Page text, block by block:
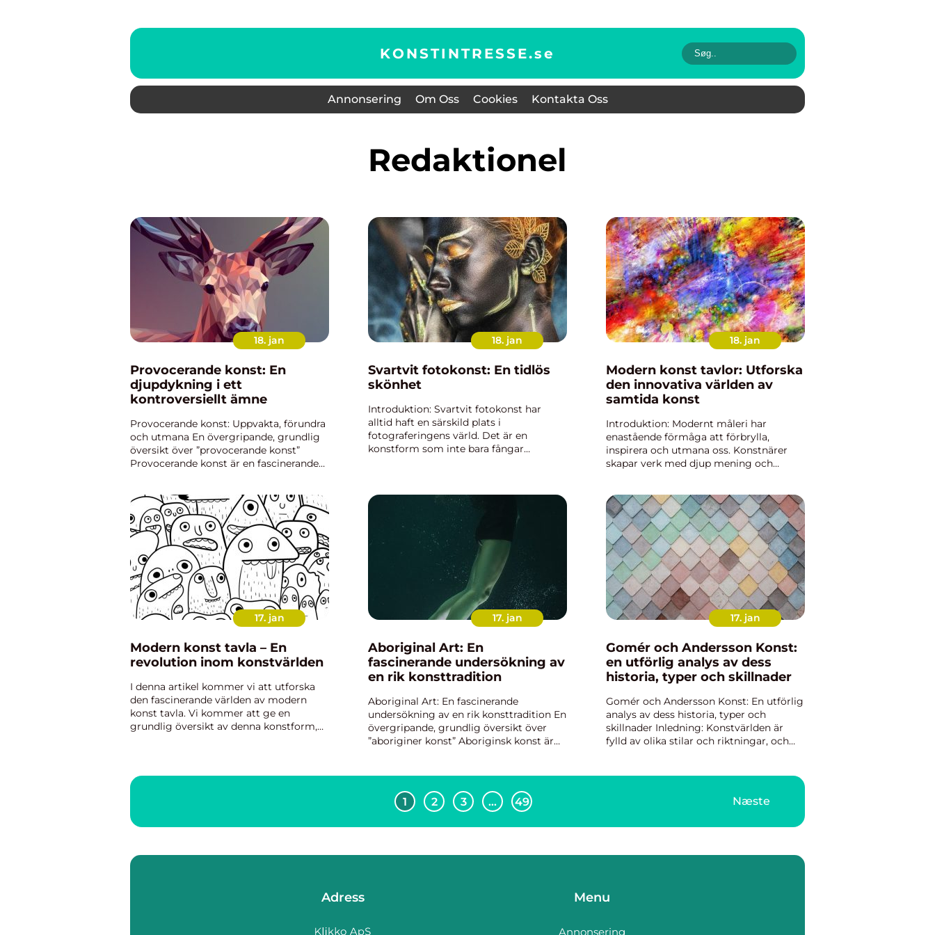
KONSTINTRESSE.se
Annonsering Om Oss Cookies Kontakta Oss
redaktionel
18. jan
Provocerande konst: En
djupdykning i ett
kontroversiellt ämne
Provocerande konst: Uppvakta, förundra
och utmana En övergripande, grundlig
översikt över ”provocerande konst”
Provocerande konst är en fascinerande
normer och...
18. jan
Svartvit fotokonst: En tidlös
skönhet
Introduktion: Svartvit fotokonst har
alltid haft en särskild plats i
fotograferingens värld. Det är en
konstform som inte bara fångar
sva...
18. jan
Modern konst tavlor: Utforska
den innovativa världen av
samtida konst
Introduktion: Modernt måleri har
enastående förmåga att förbrylla,
inspirera och utmana oss. Konstnärer
skapar verk med djup mening och
artikel kommer att ge en övergripande
öve...
17. jan
Modern konst tavla – En
revolution inom konstvärlden
I denna artikel kommer vi att utforska
den fascinerande världen av modern
konst tavla. Vi kommer att ge en
grundlig översikt av denna konstform,
17. jan
Aboriginal Art: En
fascinerande undersökning av
en rik konsttradition
Aboriginal Art: En fascinerande
undersökning av en rik konsttradition En
övergripande, grundlig översikt över
”aboriginer konst” Aboriginsk konst är
17. jan
Gomér och Andersson Konst:
en utförlig analys av dess
historia, typer och skillnader
Gomér och Andersson Konst: En utförlig
analys av dess historia, typer och
skillnader Inledning: Konstvärlden är
fylld av olika stilar och riktningar, och
1 2 3 … 49 Næste
Adress Menu
Annonsering